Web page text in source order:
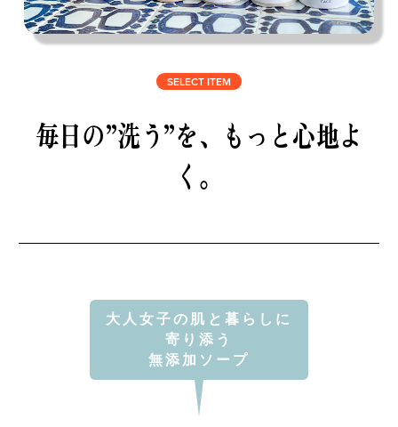
SELECT ITEM
毎日の”洗う”を、 もっと心地よ
く。
大人女子の肌と暮らしに
寄り添う
無添加ソープ
PICK UP